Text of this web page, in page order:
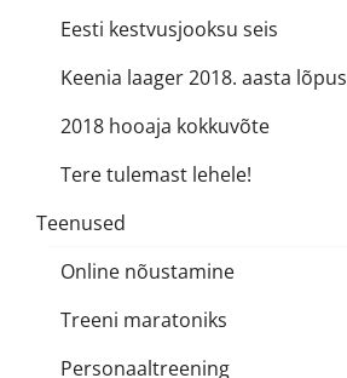
Eesti kestvusjooksu seis
Keenia laager 2018. aasta lõpus
2018 hooaja kokkuvõte
Tere tulemast lehele!
Teenused
Online nõustamine
Treeni maratoniks
Personaaltreening